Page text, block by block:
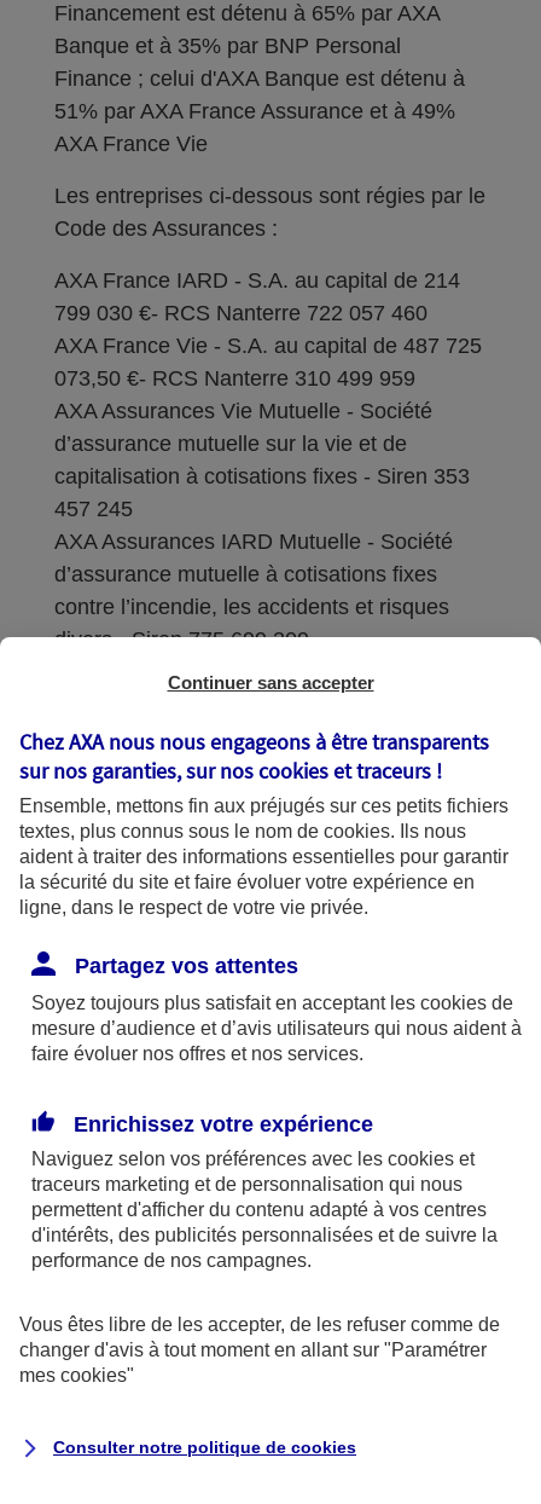
Financement est détenu à 65% par AXA
Banque et à 35% par BNP Personal
Finance ; celui d'AXA Banque est détenu à
51% par AXA France Assurance et à 49%
AXA France Vie
Les entreprises ci-dessous sont régies par le
Code des Assurances :
AXA France IARD - S.A. au capital de 214
799 030 €- RCS Nanterre 722 057 460
AXA France Vie - S.A. au capital de 487 725
073,50 €- RCS Nanterre 310 499 959
AXA Assurances Vie Mutuelle - Société
d’assurance mutuelle sur la vie et de
capitalisation à cotisations fixes - Siren 353
457 245
AXA Assurances IARD Mutuelle - Société
d’assurance mutuelle à cotisations fixes
contre l’incendie, les accidents et risques
divers - Siren 775 699 309
Sièges sociaux : 313 Terrasses de l’Arche –
Coordonnées de l'Autorité de contrôle
prudentiel et de résolution (ACPR) : - 4
Place de Budapest - CS 92459 - 75436
Paris Cedex 09. Le détail des procédures de
recours et de réclamation et les
disponibles sur le site axa.fr.
AXA France IARD et AXA France Vie sont
mandataires exclusifs en opérations de
246 et n°13 005 764 (consultable
surwww.orias.fr)
AXA Assistance France Assurances,
S.A au capital de 51 429 430,40 €,
Siège social :
8-10, rue Paul Vaillant Couturier
Continuer sans accepter
Chez AXA nous nous engageons à être transparents
sur nos garanties, sur noscookies et traceurs !
Ensemble, mettons fin aux préjugés sur ces petits fichiers
textes, plus connus sous le nom de cookies. Ils nous
aident à traiter des informations essentielles pour garantir
la sécurité du site et faire évoluer votre expérience en
ligne, dans le respect de votre vie privée.
Partagez vos attentes
Soyez toujours plus satisfait en acceptant les cookies de
mesure d’audience et d’avis utilisateurs qui nous aident à
faire évoluer nos offres et nos services.
Enrichissez votre expérience
Naviguez selon vos préférences avec les cookies et
traceurs marketing et de personnalisation qui nous
permettent d'afficher du contenu adapté à vos centres
d'intérêts, des publicités personnalisées et de suivre la
performance de nos campagnes.
Vous êtes libre de les accepter, de les refuser comme de
changer d'avis à tout moment en allant sur "Paramétrer
mes cookies"
Consulter notre politique de cookies